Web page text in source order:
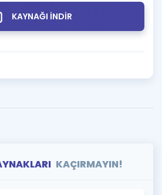
KAYNAĞI İNDİR
KAÇIRMAYIN!